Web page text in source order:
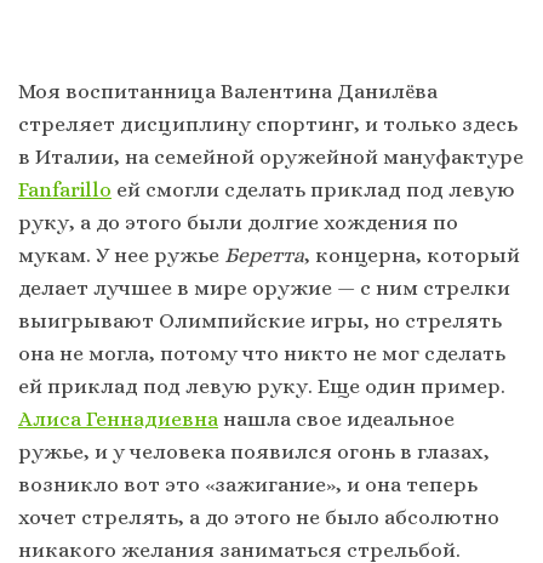
Моя воспитанница Валентина Данилёва
стреляет дисциплину спортинг, и только здесь
в Италии, на семейной оружейной мануфактуре
Fanfarillo ей смогли сделать приклад под левую
руку, а до этого были долгие хождения по
мукам. У нее ружье Беретта, концерна, который
делает лучшее в мире оружие — с ним стрелки
выигрывают Олимпийские игры, но стрелять
она не могла, потому что никто не мог сделать
ей приклад под левую руку. Еще один пример.
Алиса Геннадиевна нашла свое идеальное
ружье, и у человека появился огонь в глазах,
возникло вот это «зажигание», и она теперь
хочет стрелять, а до этого не было абсолютно
никакого желания заниматься стрельбой.